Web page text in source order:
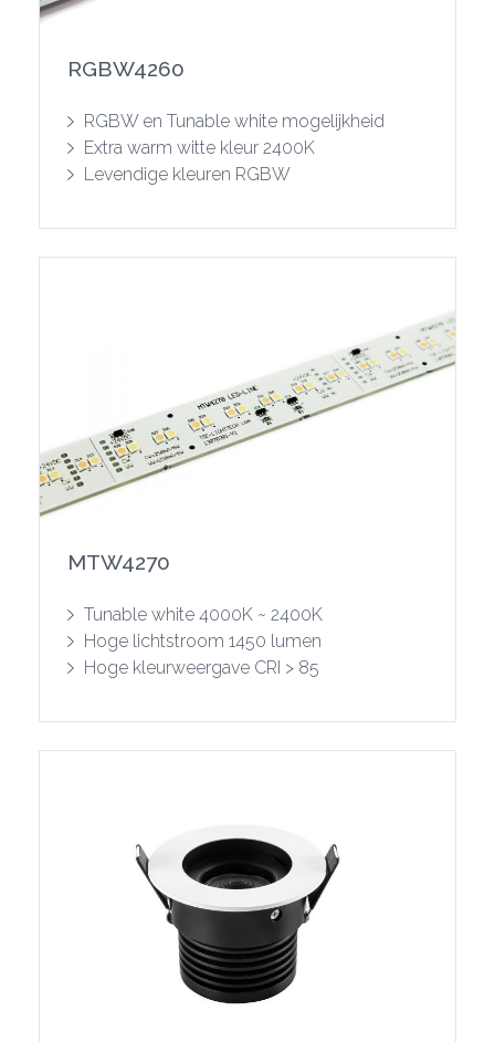
RGBW4260
RGBW en Tunable white mogelijkheid
Extra warm witte kleur 2400K
Levendige kleuren RGBW
MTW4270
Tunable white 4000K ~ 2400K
Hoge lichtstroom 1450 lumen
Hoge kleurweergave CRI > 85